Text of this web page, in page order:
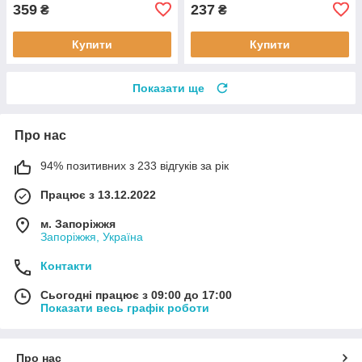
359 ₴
Купити
237 ₴
Купити
Показати ще
Про нас
94% позитивних з 233 відгуків за рік
Працює з 13.12.2022
м. Запоріжжя
Запоріжжя, Україна
Контакти
Сьогодні працює з 09:00 до 17:00
Показати весь графік роботи
Про нас